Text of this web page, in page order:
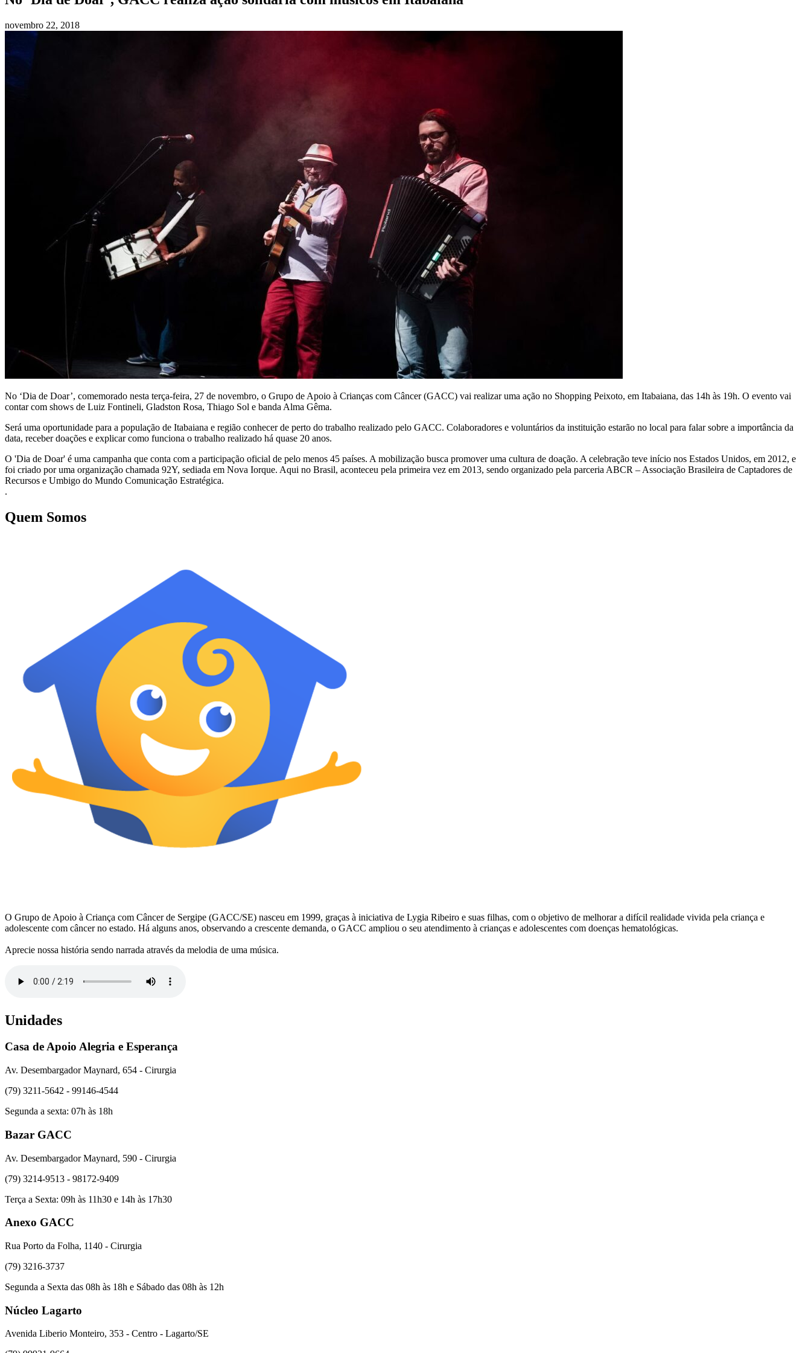
novembro 22, 2018
No ‘Dia de Doar’, comemorado nesta terça-feira, 27 de novembro, o Grupo de Apoio à Crianças com Câncer (GACC) vai realizar uma ação no Shopping Peixoto, em Itabaiana, das 14h às 19h. O evento vai
contar com shows de Luiz Fontineli, Gladston Rosa, Thiago Sol e banda Alma Gêma.
Será uma oportunidade para a população de Itabaiana e região conhecer de perto do trabalho realizado pelo GACC. Colaboradores e voluntários da instituição estarão no local para falar sobre a importância da
data, receber doações e explicar como funciona o trabalho realizado há quase 20 anos.
O 'Dia de Doar' é uma campanha que conta com a participação oficial de pelo menos 45 países. A mobilização busca promover uma cultura de doação. A celebração teve início nos Estados Unidos, em 2012, e
foi criado por uma organização chamada 92Y, sediada em Nova Iorque. Aqui no Brasil, aconteceu pela primeira vez em 2013, sendo organizado pela parceria ABCR – Associação Brasileira de Captadores de
Recursos e Umbigo do Mundo Comunicação Estratégica.
.
Quem Somos
O Grupo de Apoio à Criança com Câncer de Sergipe (GACC/SE) nasceu em 1999, graças à iniciativa de Lygia Ribeiro e suas filhas, com o objetivo de melhorar a difícil realidade vivida pela criança e
adolescente com câncer no estado. Há alguns anos, observando a crescente demanda, o GACC ampliou o seu atendimento à crianças e adolescentes com doenças hematológicas.
Aprecie nossa história sendo narrada através da melodia de uma música.
Unidades
Casa de Apoio Alegria e Esperança
Av. Desembargador Maynard, 654 - Cirurgia
(79) 3211-5642 - 99146-4544
Segunda a sexta: 07h às 18h
Bazar GACC
Av. Desembargador Maynard, 590 - Cirurgia
(79) 3214-9513 - 98172-9409
Terça a Sexta: 09h às 11h30 e 14h às 17h30
Anexo GACC
Rua Porto da Folha, 1140 - Cirurgia
(79) 3216-3737
Segunda a Sexta das 08h às 18h e Sábado das 08h às 12h
Núcleo Lagarto
Avenida Liberio Monteiro, 353 - Centro - Lagarto/SE